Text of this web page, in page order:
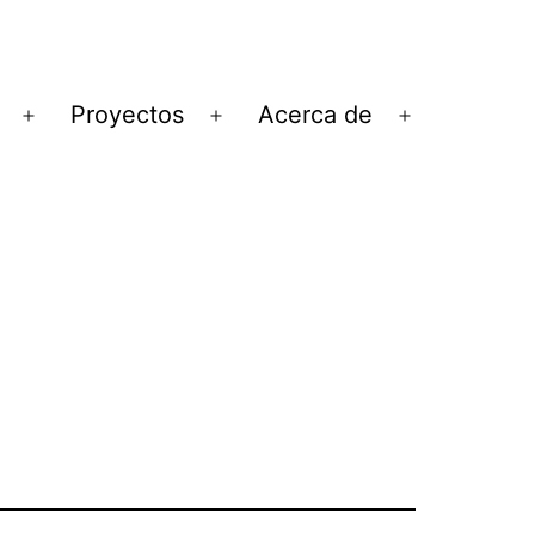
Abrir
Proyectos
Abrir
Acerca de